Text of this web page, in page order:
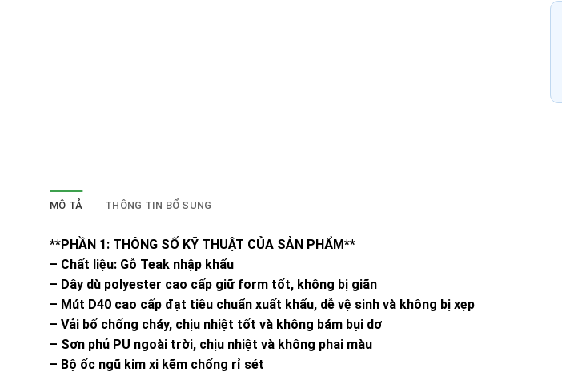
MÔ TẢ THÔNG TIN BỔ SUNG
**PHẦN 1: THÔNG SỐ KỸ THUẬT CỦA SẢN PHẨM**
– Chất liệu: Gỗ Teak nhập khẩu
– Dây dù polyester cao cấp giữ form tốt, không bị giãn
– Mút D40 cao cấp đạt tiêu chuẩn xuất khẩu, dễ vệ sinh và không bị xẹp
– Vải bố chống cháy, chịu nhiệt tốt và không bám bụi dơ
– Sơn phủ PU ngoài trời, chịu nhiệt và không phai màu
– Bộ ốc ngũ kim xi kẽm chống rỉ sét